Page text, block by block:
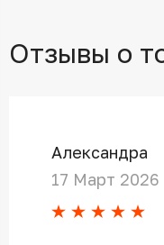
Отзывы о
Александра
17 Март 2026